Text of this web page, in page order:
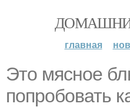
главная
Это мясное
попробовать